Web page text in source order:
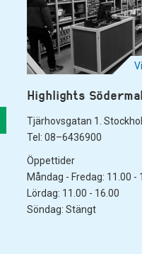
Highlights
Tjärhovsgatan 1.
Tel: 08–6436900
Öppettider
Måndag - Fredag: 11.00 -
Lördag: 11.00 - 16.00
Söndag: Stängt